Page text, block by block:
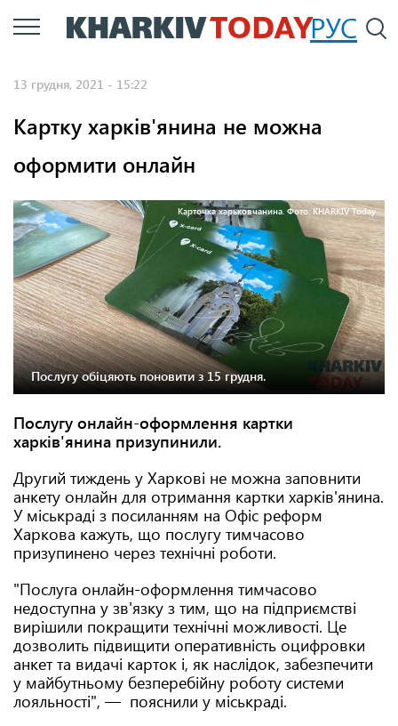
Перейти
до
РУС
13 грудня, 2021 - 15:22
Картку харків'янина не можна
оформити онлайн
Карточка харьковчанина. Фото: KHARKIV Today
Послугу обіцяють поновити з 15 грудня.
Послугу онлайн-оформлення картки
харків'янина призупинили.
Другий тиждень у Харкові не можна заповнити
анкету онлайн для отримання картки харків'янина.
У міськраді з посиланням на Офіс реформ
Харкова кажуть, що послугу тимчасово
призупинено через технічні роботи.
"Послуга онлайн-оформлення тимчасово
недоступна у зв'язку з тим, що на підприємстві
вирішили покращити технічні можливості. Це
дозволить підвищити оперативність оцифровки
анкет та видачі карток і, як наслідок, забезпечити
у майбутньому безперебійну роботу системи
лояльності", — пояснили у міськраді.